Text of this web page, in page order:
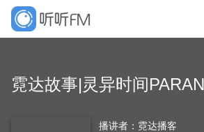
霓达故事|灵异时间
播讲者：霓达播客